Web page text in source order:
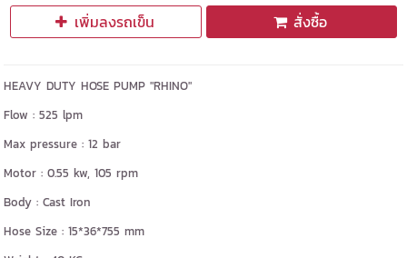
เพิ่มลงรถเข็น สั่งซื้อ
HEAVY DUTY HOSE PUMP "RHINO"
Flow : 525 lpm
Max pressure : 12 bar
Motor : 0.55 kw, 105 rpm
Body : Cast Iron
Hose Size : 15*36*755 mm